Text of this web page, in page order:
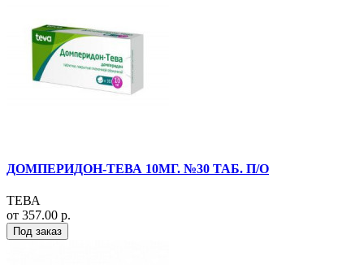
ДОМПЕРИДОН-ТЕВА 10МГ. №30 ТАБ. П/О
ТЕВА
от 357.00 р.
Под заказ